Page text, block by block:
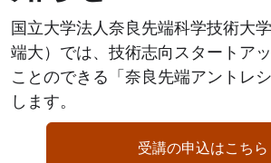
国立大学法人奈良先端科学技術大
端大）では、技術志向スタートア
ことのできる「奈良先端アントレ
します。
受講の申込はこちら